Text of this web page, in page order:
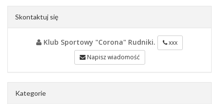
Skontaktuj się
Klub Sportowy "Corona" Rudniki.
xxx
Napisz wiadomość
Kategorie